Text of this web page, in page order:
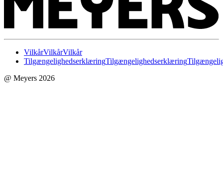
VilkårVilkårVilkår
TilgængelighedserklæringTilgængelighedserklæring
@ Meyers 2026